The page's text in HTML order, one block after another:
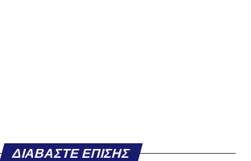
ΔΙΑΒΆΣΤΕ ΕΠΊΣΗΣ